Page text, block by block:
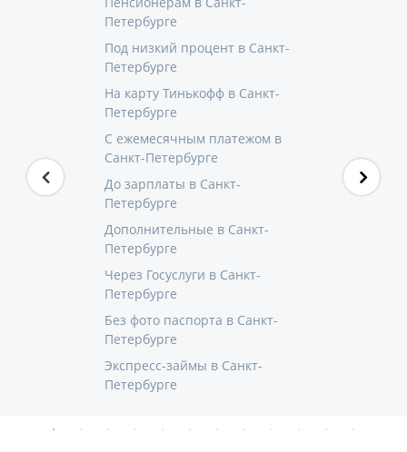
Петербурге
Под низкий процент в Санкт-
Петербурге
На карту Тинькофф в Санкт-
Петербурге
С ежемесячным платежом в
Санкт-Петербурге
До зарплаты в Санкт-
Петербурге
Дополнительные в Санкт-
Петербурге
Через Госуслуги в Санкт-
Петербурге
Без фото паспорта в Санкт-
Петербурге
Экспресс-займы в Санкт-
Петербурге